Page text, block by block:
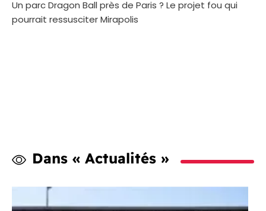
Un parc Dragon Ball près de Paris ? Le projet fou qui
pourrait ressusciter Mirapolis
Dans « Actualités »